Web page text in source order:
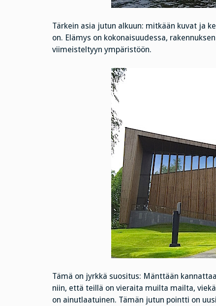
Tärkein asia jutun alkuun: mitkään kuvat ja
on. Elämys on kokonaisuudessa,
viimeisteltyyn ympäristöön.
Tämä on jyrkkä suositus: Mänttään
niin, että teillä on vieraita muilta mailta,
on ainutlaatuinen. Tämän jutun pointti on